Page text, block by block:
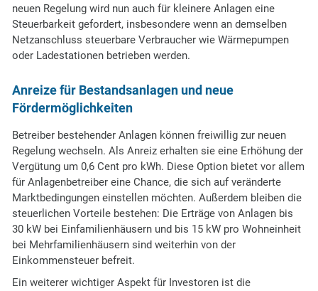
neuen Regelung wird nun auch für kleinere Anlagen eine
Steuerbarkeit gefordert, insbesondere wenn an demselben
Netzanschluss steuerbare Verbraucher wie Wärmepumpen
oder Ladestationen betrieben werden.
Anreize für Bestandsanlagen und neue
Fördermöglichkeiten
Betreiber bestehender Anlagen können freiwillig zur neuen
Regelung wechseln. Als Anreiz erhalten sie eine Erhöhung der
Vergütung um 0,6 Cent pro kWh. Diese Option bietet vor allem
für Anlagenbetreiber eine Chance, die sich auf veränderte
Marktbedingungen einstellen möchten. Außerdem bleiben die
steuerlichen Vorteile bestehen: Die Erträge von Anlagen bis
30 kW bei Einfamilienhäusern und bis 15 kW pro Wohneinheit
bei Mehrfamilienhäusern sind weiterhin von der
Einkommensteuer befreit.
Ein weiterer wichtiger Aspekt für Investoren ist die